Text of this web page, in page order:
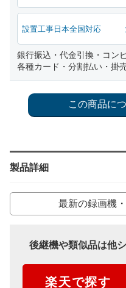
設置工事日本全国対応
銀行振込・代金引換・コン
各種カード・分割払い・掛
製品詳細
最新の録画機
後継機や類似品は他
楽天で探す